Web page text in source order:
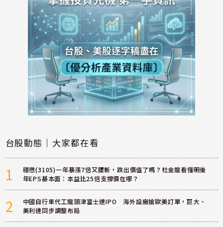
台股動態｜大家都在看
1
穩懋(3105)一年暴漲7倍又腰斬，跌出價值了嗎？杜金龍看懂明後
年EPS基本面：本益比25倍支撐價在哪？
2
中國自行車代工龍頭津富士達IPO 海外設廠搶歐美訂單，巨大、
美利達同步調整布局